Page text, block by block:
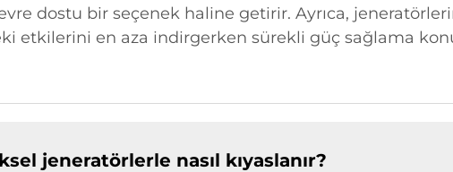
dostu bir seçenek haline getirir. Ayrıca,
etkilerini en aza indirgerken sürekli güç sağlama
jeneratörlerle nasıl kıyaslanır?